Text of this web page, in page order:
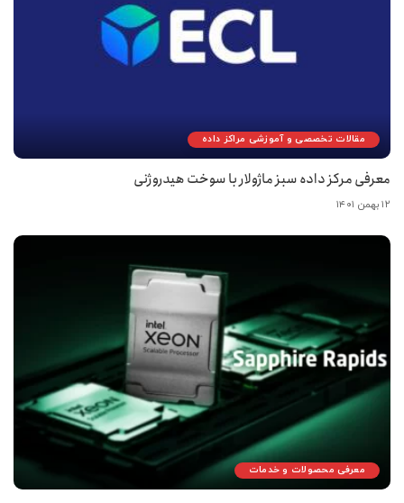
مقالات تخصصی و آموزشی مراکز داده
معرفی مرکز داده سبز ماژولار با سوخت هیدروژنی
۱۲ بهمن ۱۴۰۱
معرفی محصولات و خدمات